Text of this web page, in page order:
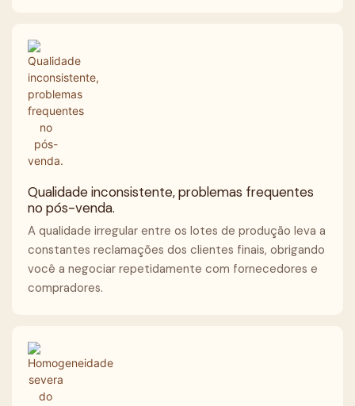
Qualidade inconsistente, problemas frequentes
no pós-venda.
A qualidade irregular entre os lotes de produção leva a
constantes reclamações dos clientes finais, obrigando
você a negociar repetidamente com fornecedores e
compradores.